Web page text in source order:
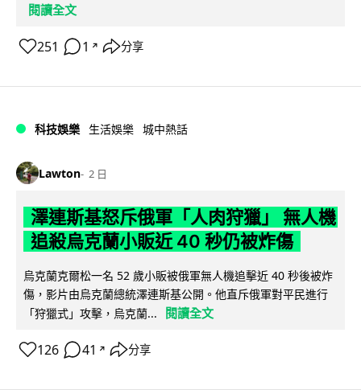
閱讀全文
251 1 ↗ 分享
科技娛樂 生活娛樂 城中熱話
Lawton 2 日
澤連斯基怒斥俄軍「人肉狩獵」 無人機
追殺烏克蘭小販近 40 秒仍被炸傷
烏克蘭克爾松一名 52 歲小販被俄軍無人機追擊近 40 秒後被炸
傷，影片由烏克蘭總統澤連斯基公開。他直斥俄軍對平民進行
「狩獵式」攻擊，烏克蘭...
閱讀全文
126 41 ↗ 分享